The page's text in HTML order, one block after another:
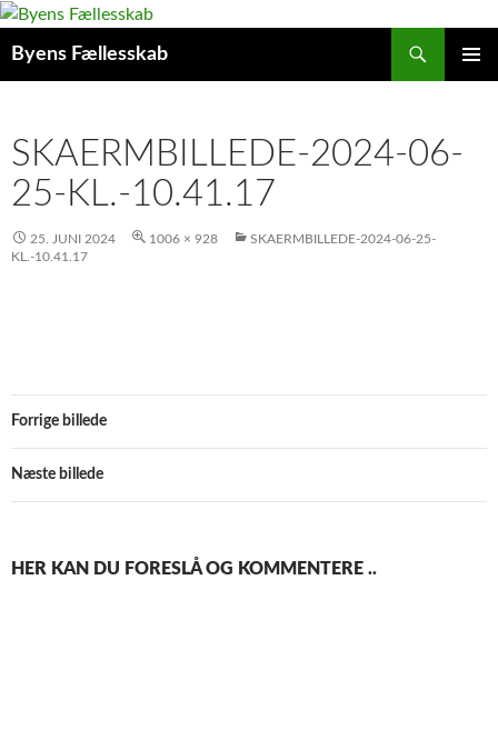
Hop
indhold
Byens Fællesskab
SKAERMBILLEDE-2024-06-
25-KL.-10.41.17
25. JUNI 2024 1006 × 928
SKAERMBILLEDE-2024-06-25-
KL.-10.41.17
Forrige billede
Næste billede
HER KAN DU FORESLÅ OG KOMMENTERE ..